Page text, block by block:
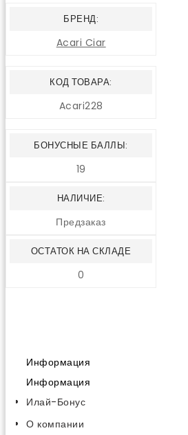
БРЕНД:
Acari Ciar
КОД ТОВАРА:
Acari228
БОНУСНЫЕ БАЛЛЫ:
19
НАЛИЧИЕ:
Предзаказ
ОСТАТОК НА СКЛАДЕ
0
Информация
Информация
Илай-Бонус
О компании